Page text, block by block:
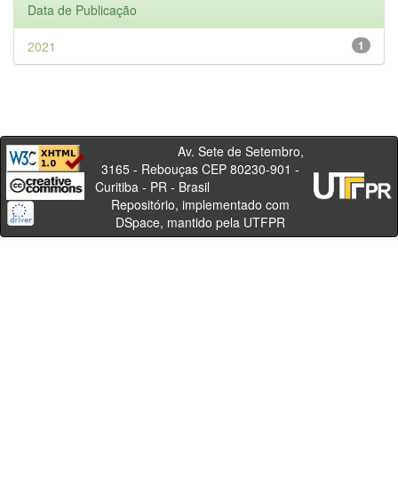
Data de Publicação
1
2021
Av. Sete de Setembro,
3165 - Rebouças CEP 80230-901 -
Curitiba - PR - Brasil
Repositório, implementado com
DSpace, mantido pela UTFPR